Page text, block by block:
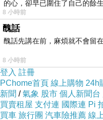
有可能下一秒就缺貨
其他價格的部份及細
有興趣的話就連進去
↓↓↓限量特惠的優惠
的心，卻早已圍住了自己的餘
8 小時前
醜話
醜話先講在前，麻煩就不會留在
8 小時前
登入 註冊
PChome首頁 線上購物 24h
新聞 /氣象 股市 個人新聞台
買賣租屋 支付連 國際連 Pi
買車 旅行團 汽車險推薦 線